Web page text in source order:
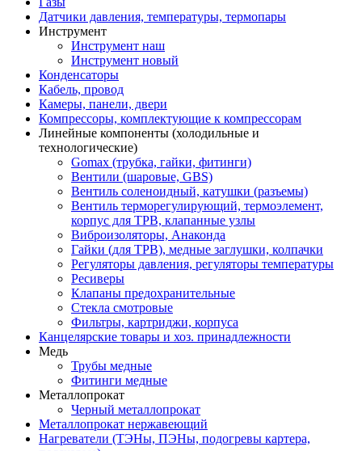
Датчики давления, температуры, термопары
Инструмент
Инструмент наш
Инструмент новый
Конденсаторы
Кабель, провод
Камеры, панели, двери
Компрессоры, комплектующие к компрессорам
Линейные компоненты (холодильные и
технологические)
Gomax (трубка, гайки, фитинги)
Вентили (шаровые, GBS)
Вентиль соленоидный, катушки (разъемы)
Вентиль терморегулирующий, термоэлемент,
корпус для ТРВ, клапанные узлы
Виброизоляторы, Анаконда
Гайки (для ТРВ), медные заглушки, колпачки
Регуляторы давления, регуляторы температуры
Ресиверы
Клапаны предохранительные
Стекла смотровые
Фильтры, картриджи, корпуса
Канцелярские товары и хоз. принадлежности
Медь
Трубы медные
Фитинги медные
Металлопрокат
Черный металлопрокат
Металлопрокат нержавеющий
Нагреватели (ТЭНы, ПЭНы, подогревы картера,